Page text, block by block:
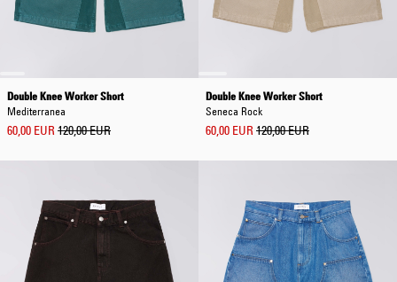
Double Knee Worker Short
Mediterranea
60,00 EUR 120,00 EUR
Double Knee Worker Short
Seneca Rock
60,00 EUR 120,00 EUR